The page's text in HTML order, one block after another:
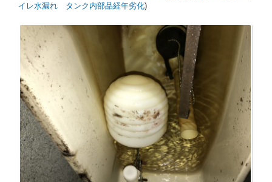
イレ水漏れ タンク内部品経年劣化)